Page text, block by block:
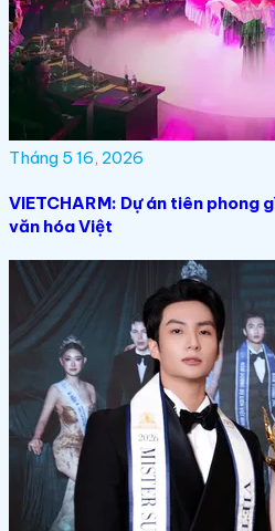
Tháng 5 16, 2026
VIETCHARM: Dự án tiên phong
văn hóa Việt